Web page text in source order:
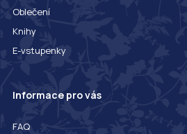
Oblečení
Knihy
E-vstupenky
Informace pro vás
FAQ